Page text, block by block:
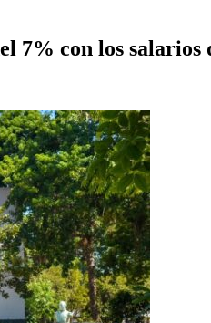
7% con los salarios